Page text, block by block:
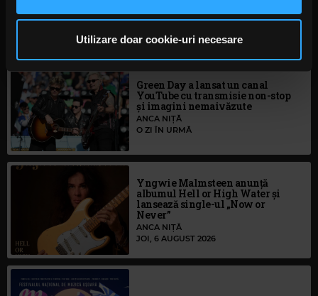
privire la modul în care folosiți site-ul nostru. Aceștia le
pot combina cu alte informații oferite de dvs. sau culese
în urma folosirii serviciilor lor. În cazul în care alegeți să
continuați să utilizați website-ul nostru, sunteți de acord
cu utilizarea modulelor noastre cookie.
Utilizare doar cookie-uri necesare
Rock News
MAI MULT
Green Day a lansat un canal
YouTube cu transmisie non-stop
și imagini nemaivăzute
ANCA NIȚĂ
O ZI ÎN URMĂ
Yngwie Malmsteen anunță
albumul Hell or High Water și
lansează single-ul „Now or
Never”
ANCA NIȚĂ
JOI, 6 AUGUST 2026